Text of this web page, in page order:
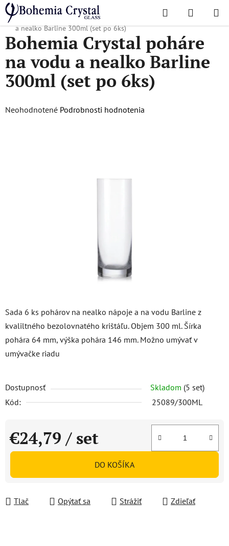
Prejsť
na
obsah
Hľadať
KOŠÍK
Domov
/ Obľúbené kolekcie / Barline
Bohemia Crystal poháre na vodu
a nealko Barline 300ml (set po 6ks)
Sada 6 ks pohárov na nealko nápoje a na vodu Barline z
kvaliltného bezolovnatého krištáľu. Objem 300 ml. Šírka
pohára 64 mm, výška pohára 146 mm. Možno umývať v
umývačke riadu
Dostupnosť Skladom (5 set)
Kód:
25089/300ML
€24,79 / set
Jednotková cena:
DO KOŠÍKA
Tlač Opýtať sa Strážiť Zdieľať
Bohemia Crystal poháre
na vodu a nealko Barline
300ml (set po 6ks)
Priemerné
Neohodnotené Podrobnosti hodnotenia